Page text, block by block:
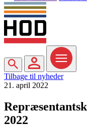
Søg MitHOD Menu
Tilbage til nyheder
21. april 2022
2022